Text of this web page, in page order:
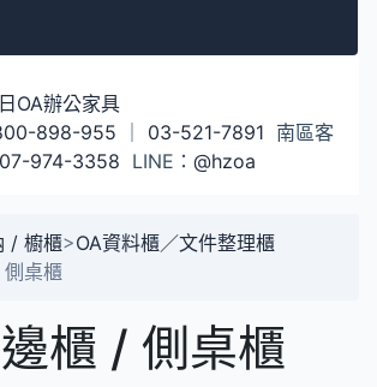
898-955 03-521-7891 南區客
07-974-3358 LINE： @hzoa
/ 櫥櫃>OA資料櫃／文件整理櫃
桌櫃
櫃 / 側桌櫃